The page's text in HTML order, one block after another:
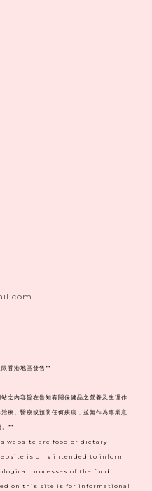
香港地區發售**
之內容旨在告知有關保健品之營養及生理作
療、醫療或預防任何疾病，並無作為專業意
。**
website are food or dietary
is only intended to inform
processes of the food
on this site is for informational